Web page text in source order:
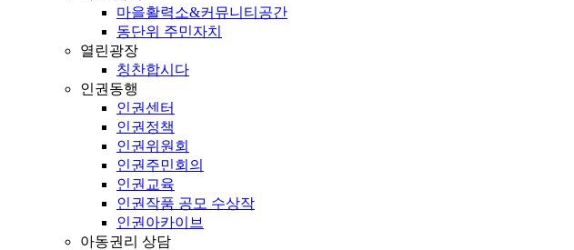
마을활력소&커뮤니티공간
동단위 주민자치
열린광장
칭찬합시다
인권동행
인권센터
인권정책
인권위원회
인권주민회의
인권교육
인권작품 공모 수상작
인권아카이브
아동권리 상담